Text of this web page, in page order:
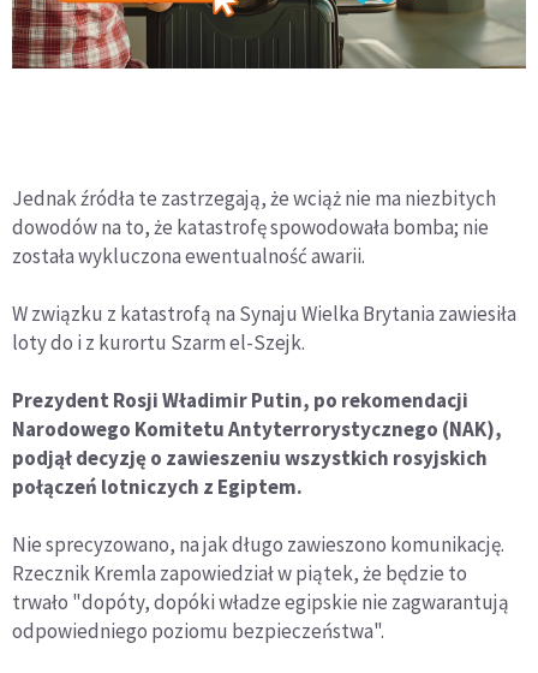
Jednak źródła te zastrzegają, że wciąż nie ma niezbitych
dowodów na to, że katastrofę spowodowała bomba; nie
została wykluczona ewentualność awarii.
W związku z katastrofą na Synaju Wielka Brytania zawiesiła
loty do i z kurortu Szarm el-Szejk.
Prezydent Rosji Władimir Putin, po rekomendacji
Narodowego Komitetu Antyterrorystycznego (NAK),
podjął decyzję o zawieszeniu wszystkich rosyjskich
połączeń lotniczych z Egiptem.
Nie sprecyzowano, na jak długo zawieszono komunikację.
Rzecznik Kremla zapowiedział w piątek, że będzie to
trwało "dopóty, dopóki władze egipskie nie zagwarantują
odpowiedniego poziomu bezpieczeństwa".